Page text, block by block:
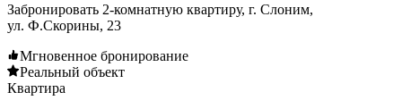
Забронировать 2-комнатную квартиру, г. Слоним,
ул. Ф.Скорины, 23
Мгновенное бронирование
Реальный объект
Квартира